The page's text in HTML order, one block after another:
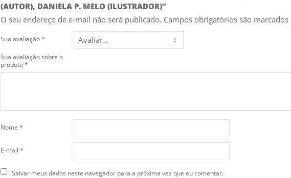
(AUTOR), DANIELA P. MELO (ILUSTRADOR)”
O seu endereço de e-mail não será publicado. Campos obrigatórios são marcados
Sua avaliação*
Sua avaliação sobre o
produto*
Nome *
E-mail *
Salvar meus dados neste navegador para a próxima vez que eu comentar.